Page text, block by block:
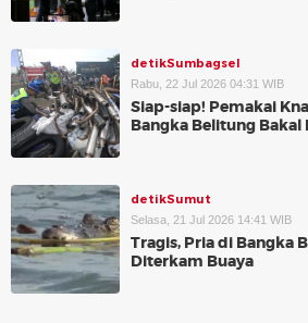
detikSumbagsel
Rabu, 22 Jul 2026 04:31 WIB
Siap-siap! Pemakai
Bangka Belitung
detikSumut
Selasa, 21 Jul 2026 14:41 WIB
Tragis, Pria di Bangka
Diterkam Buaya